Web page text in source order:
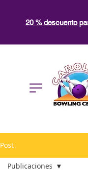
20 % descuento
Post
Publicaciones